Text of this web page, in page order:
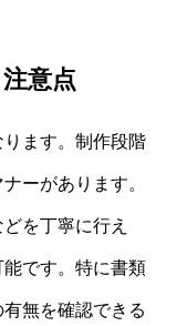
意点
ます。制作段階
ーがあります。
を丁寧に行え
です。特に書類
無を確認できる